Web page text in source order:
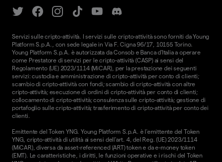
Servizi sulle cripto-attività. I servizi sulle cripto-attività sono forniti da Young
Platform S.p.A., con sede legale in Via F. Cigna 96/17, 10155 Torino.
Young Platform S.p.A. è autorizzata da Consob e Banca d'Italia a operare
come Prestatore di servizi per le cripto-attività (CASP) ai sensi del
Regolamento (UE) 2023/1114 (MiCAR), per la prestazione dei seguenti
servizi: custodia e amministrazione di cripto-attività per conto di clienti;
scambio di cripto-attività con fondi; scambio di cripto-attività con altre
cripto-attività; esecuzione di ordini di cripto-attività per conto di clienti;
collocamento di cripto-attività; consulenza sulle cripto-attività; gestione di
portafoglio sulle cripto-attività; trasferimento di cripto-attività per conto dei
clienti.
Emittente del Token YNG. Young Platform S.p.A. è l'emittente del Token
YNG, cripto-attività di utilità ai sensi dell'art. 4, del Reg. (UE) 2023/1114
(MiCAR), diversa da asset-referenced (ART) token e da e-money token
(EMT). Le caratteristiche, i diritti, le funzioni operative e i rischi del Token